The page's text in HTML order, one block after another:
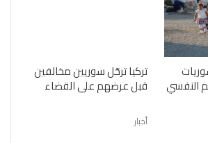
النفسي
تركيا ترحّل سوريين مخالفين
قبل عرضهم على القضاء
أخبار